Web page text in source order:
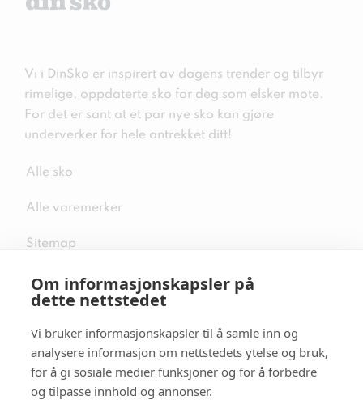
Om informasjonskapsler på
dette nettstedet
Vi bruker informasjonskapsler til å samle inn og
analysere informasjon om nettstedets ytelse og bruk,
for å gi sosiale medier funksjoner og for å forbedre
og tilpasse innhold og annonser.
Vi i DinSko er inspirert av dagens trender og tilbyr
rimelige, oppdaterte sko for deg som elsker mote.
For det er sant at et par nye sko kan gjøre
underverker for hele antrekket ditt!
Alle sko
Alle varemerker
Sitemap
Følg oss i sosiale medier